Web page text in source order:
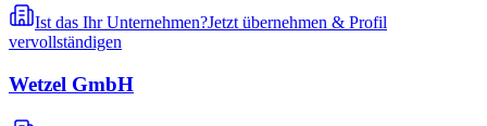
Ist das Ihr Unternehmen?Jetzt übernehmen & Profil
vervollständigen
Wetzel GmbH